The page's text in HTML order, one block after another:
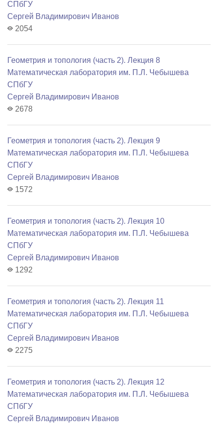
СПбГУ
Сергей Владимирович Иванов
2054
Геометрия и топология (часть 2). Лекция 8
Математичеcкая лаборатория им. П.Л. Чебышева
СПбГУ
Сергей Владимирович Иванов
2678
Геометрия и топология (часть 2). Лекция 9
Математичеcкая лаборатория им. П.Л. Чебышева
СПбГУ
Сергей Владимирович Иванов
1572
Геометрия и топология (часть 2). Лекция 10
Математичеcкая лаборатория им. П.Л. Чебышева
СПбГУ
Сергей Владимирович Иванов
1292
Геометрия и топология (часть 2). Лекция 11
Математичеcкая лаборатория им. П.Л. Чебышева
СПбГУ
Сергей Владимирович Иванов
2275
Геометрия и топология (часть 2). Лекция 12
Математичеcкая лаборатория им. П.Л. Чебышева
СПбГУ
Сергей Владимирович Иванов